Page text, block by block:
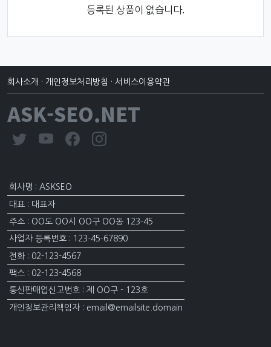
등록된 상품이 없습니다.
회사소개 · 개인정보처리방침 · 서비스이용약관
ASK-SEO.NET
회사명 : ASKSEO
대표 : 대표자
주소 : OO도 OO시 OO구 OO동 123-45
사업자 등록번호 : 123-45-67890
전화 : 02-123-4567
팩스 : 02-123-4568
통신판매업신고번호 : 제 OO구 - 123호
개인정보관리책임자 : email@emailsite.domain